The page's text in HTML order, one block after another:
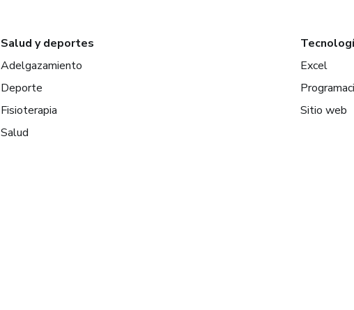
Salud y deportes
Adelgazamiento
Deporte
Fisioterapia
Salud
Excel
Sitio web